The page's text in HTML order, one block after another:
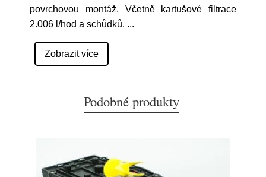
povrchovou montáž. Včetně kartušové filtrace
2.006 l/hod a schůdků. ...
Zobrazit více
Podobné produkty